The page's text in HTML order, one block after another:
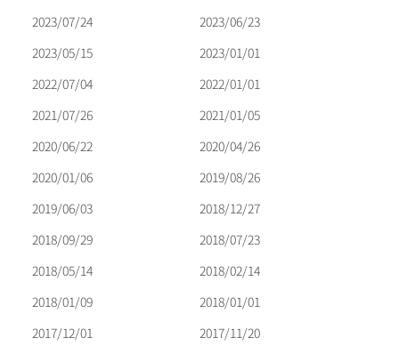
2023/07/24
2023/06/23
2023/05/15
2023/01/01
2022/07/04
2022/01/01
2021/07/26
2021/01/05
2020/06/22
2020/04/26
2020/01/06
2019/08/26
2019/06/03
2018/12/27
2018/09/29
2018/07/23
2018/05/14
2018/02/14
2018/01/09
2018/01/01
2017/12/01
2017/11/20